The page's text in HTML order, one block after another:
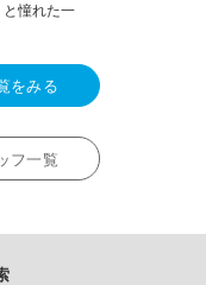
と憧れた一
をみる
フ一覧